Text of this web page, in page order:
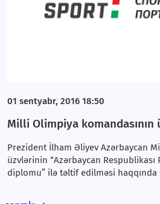
01 sentyabr, 2016 18:50
Milli Olimpiya
Prezident İlham Əliyev Azərbaycan
üzvlərinin “Azərbaycan
diplomu” ilə təltif edilməsi haqqında